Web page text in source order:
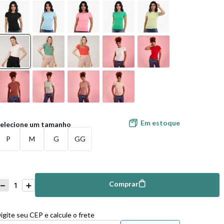
P M G GG
Em estoque
＋ Comprar
seu CEP e calcule o frete